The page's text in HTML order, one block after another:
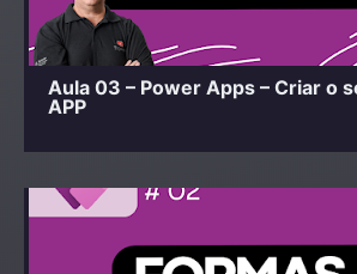
Aula 03 – Power Apps – Criar o
APP